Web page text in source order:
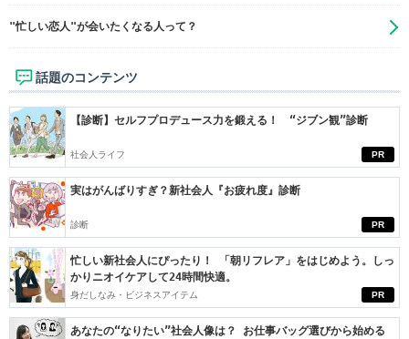
"忙しい恋人"が会いたくなる人って？
話題のコンテンツ
PR
【診断】セルフプロデュース力を鍛える！ “ジブン観”診断
社会人ライフ
PR
実はがんばりすぎ？新社会人『お疲れ度』診断
診断
PR
忙しい新社会人にぴったり！ 「朝リフレア」をはじめよう。しっ
かりニオイケアして24時間快適。
身だしなみ・ビジネスアイテム
あなたの“なりたい”社会人像は？ お仕事バッグ選びから始める